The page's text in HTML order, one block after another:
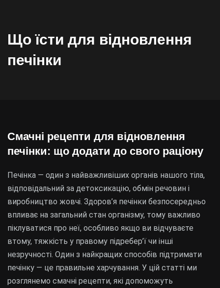
Що їсти для відновлення
печінки
Смачні рецепти для відновлення
печінки: що додати до свого раціону
Печінка — один з найважливіших органів нашого тіла,
відповідальний за детоксикацію, обмін речовин і
виробництво жовчі. Здоров’я печінки безпосередньо
впливає на загальний стан організму, тому важливо
піклуватися про неї, особливо якщо ви відчуваєте
втому, тяжкість у правому підребер’ї чи інші
незручності. Один з найкращих способів підтримати
печінку — це правильне харчування. У цій статті ми
розглянемо смачні рецепти, які допоможуть